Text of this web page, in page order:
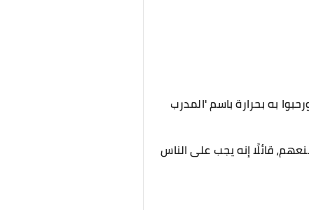
به بحرارة باسم 'المدرب
قائلًا إنه يجب على الناس